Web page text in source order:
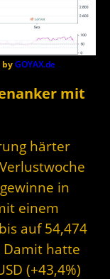
byGOYAX.de
mit
härter
in
einem
auf 54,474
Damit hatte
(+43,4%)